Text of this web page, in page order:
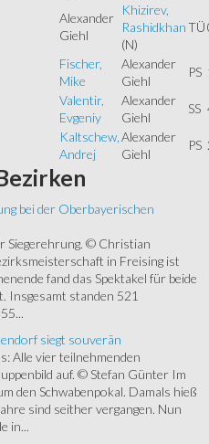
Alexander
Giehl
Khizirev,
Rashidkhan
(N)
TÜ
Fischer,
Mike
Alexander
Giehl
PS
Valentir,
Evgeniy
Alexander
Giehl
SS
Kaltschew,
Andrej
Alexander
Giehl
PS
bei der Oberbayerischen
Siegerehrung. © Christian
in Freising ist
fand das Spektakel für beide
Insgesamt standen 521
siegt souverän
Alle vier teilnehmenden
auf. © Stefan Günter Im
den Schwabenpokal. Damals hieß
sind seither vergangen. Nun
in...